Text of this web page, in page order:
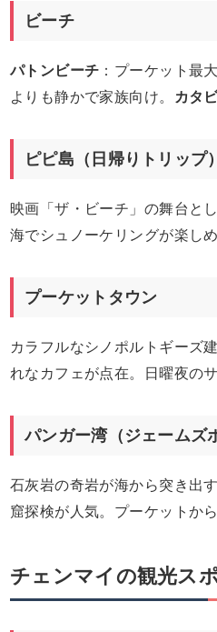
ビーチ
パトンビーチ ：プーケット最
よりも静かで家族向け。
カタ
ピピ島（日帰りトリップ）
映画「ザ・ビーチ」の舞台と
海でシュノーケリングが楽しめ
プーケットタウン
カラフルなシノポルトギーズ
れなカフェが点在。日曜夜の
パンガー湾（ジェームズ
石灰岩の奇岩が海から突き出
窟探検が人気。プーケットか
チェンマイの観光ス